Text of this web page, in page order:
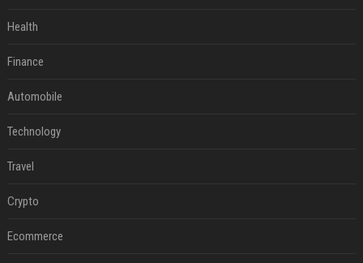
Health
Finance
Automobile
Technology
Travel
Crypto
Ecommerce